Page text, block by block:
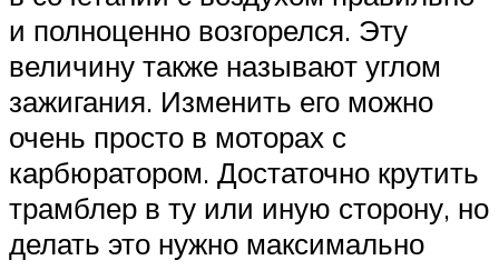
и полноценно возгорелся. Эту
величину также называют углом
зажигания. Изменить его можно
очень просто в моторах с
карбюратором. Достаточно крутить
трамблер в ту или иную сторону, но
делать это нужно максимально